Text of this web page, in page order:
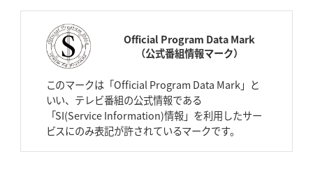
Official Program Data Mark
（公式番組情報マーク）
このマークは「Official Program Data Mark」と
いい、テレビ番組の公式情報である
「SI(Service Information)情報」を利用したサー
ビスにのみ表記が許されているマークです。